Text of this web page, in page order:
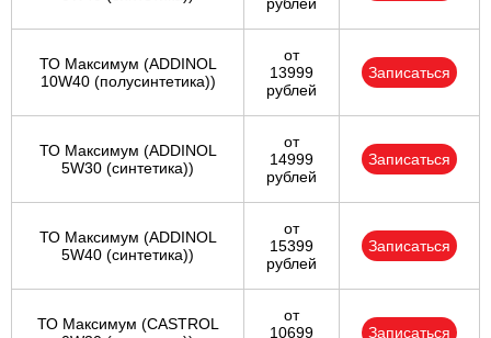
рублей
ТО Максимум (ADDINOL
10W40 (полусинтетика))
от
13999
рублей
Записаться
ТО Максимум (ADDINOL
5W30 (синтетика))
от
14999
рублей
Записаться
ТО Максимум (ADDINOL
5W40 (синтетика))
от
15399
рублей
Записаться
ТО Максимум (CASTROL
от
10699
Записаться